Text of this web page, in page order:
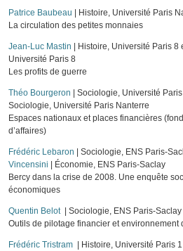
Patrice Baubeau | Histoire, Université Paris
La circulation des petites monnaies
Jean-Luc Mastin | Histoire, Université Paris 8
Université Paris 8
Les profits de guerre
Théo Bourgeron | Sociologie, Université
Sociologie, Université Paris Nanterre
Espaces nationaux et places financières
d’affaires)
Frédéric Lebaron | Sociologie, ENS Paris-
Vincensini | Économie, ENS Paris-Saclay
Bercy dans la crise de 2008. Une enquête
économiques
Quentin Belot| Sociologie, ENS Paris-Saclay
Outils de pilotage financier et environnement
Frédéric Tristram | Histoire, Université Paris 1